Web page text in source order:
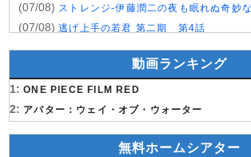
(07/08) ストレンジ-伊藤潤二の夜も眠れぬ奇
(07/08)逃げ上手の若君 第二期 第4話
(07/08)神の雫 第18話
うちの弟どもがすみません 第6話
(07/08)これ描いて死ね 第6話
(07/08)ここは俺に任せて先に行けと言ってから
説になっていた。 第6話
領民0人スタートの辺境領主様 第6話
動画ランキング
1: ONE PIECE FILM RED
2: アバター：ウェイ・オブ・ウォーター
無料ホームシアター